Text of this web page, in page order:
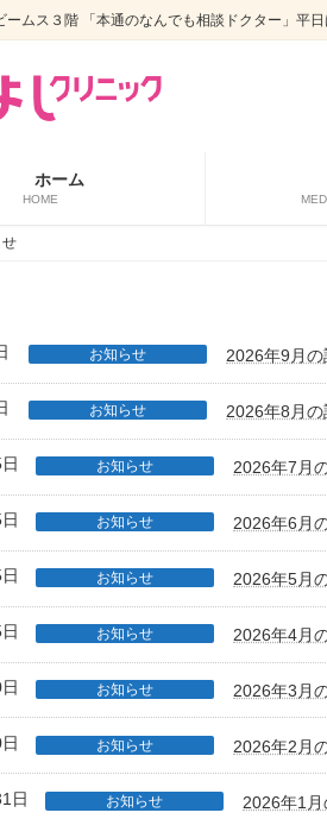
ームス３階 「本通のなんでも相談ドクター」平
ホーム
HOME
せ
お知らせ 2026年9月の
お知らせ 2026年8月の
お知らせ 2026年7月
お知らせ 2026年6月
お知らせ 2026年5月
お知らせ 2026年4月
お知らせ 2026年3月
お知らせ 2026年2月
日 お知らせ 2026年1月